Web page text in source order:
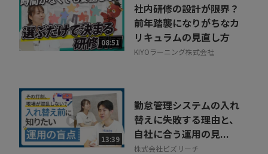
08:51
社内研修の設計が限界？
前年踏襲になりがちなカ
リキュラムの見直し方
KIYOラーニング株式会社
13:39
勤怠管理システムの入れ
替えに失敗する理由と、
自社に合う運用の見...
株式会社ビズリーチ